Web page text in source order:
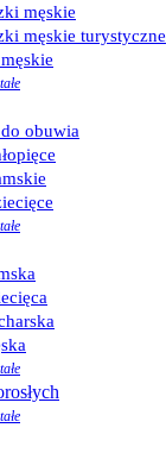
męskie
męskie turystyczne
obuwia